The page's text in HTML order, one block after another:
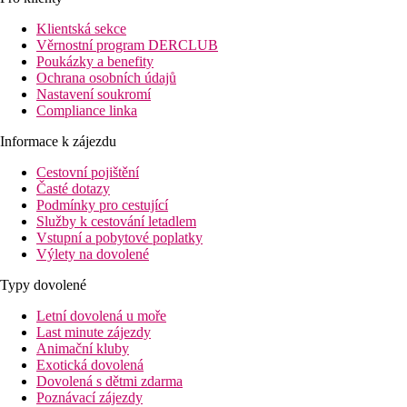
přibližně 40 minut jízdy od mezinárodního letiště Marsa
Allam cca 51 km
přibližně 15 minut jízdy autem od centra města Marsa
Allam
Písečná pláž se nachází cca 250 metrů od hotelu cca 7
minut pěšky. (přes místní komunikaci).
Popis pokoje
cca 25 m²
klimatizace
minibar ( zdarma doplňovaná voda)
trezor
TV
koupelna se sprchovým koutem nebo vanou ( vysoušeč
pantofle a župan
telefon
Ostatní typy pokojů
pokoje výše uvedené vybavení):
Dvoulůžkový pokoj Superior s výhledem do zahrady:
Klientská sekce
Věrnostní program DERCLUB
Poukázky a benefity
Ochrana osobních údajů
Nastavení soukromí
Compliance linka
Informace k zájezdu
Cestovní pojištění
Časté dotazy
Podmínky pro cestující
Služby k cestování letadlem
Vstupní a pobytové poplatky
Výlety na dovolené
Typy dovolené
Letní dovolená u moře
Last minute zájezdy
Animační kluby
Exotická dovolená
Dovolená s dětmi zdarma
Poznávací zájezdy